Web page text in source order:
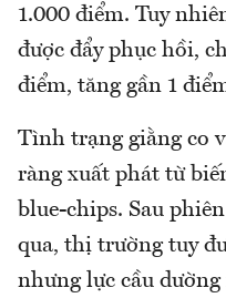
1.000 điểm. Tuy
được đẩy phục hồi,
điểm, tăng gần 1
Tình trạng giằng co
ràng xuất phát từ
blue-chips. Sau
qua, thị trường tuy
nhưng lực cầu